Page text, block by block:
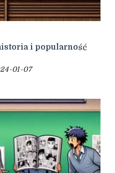
i popularność
01-07